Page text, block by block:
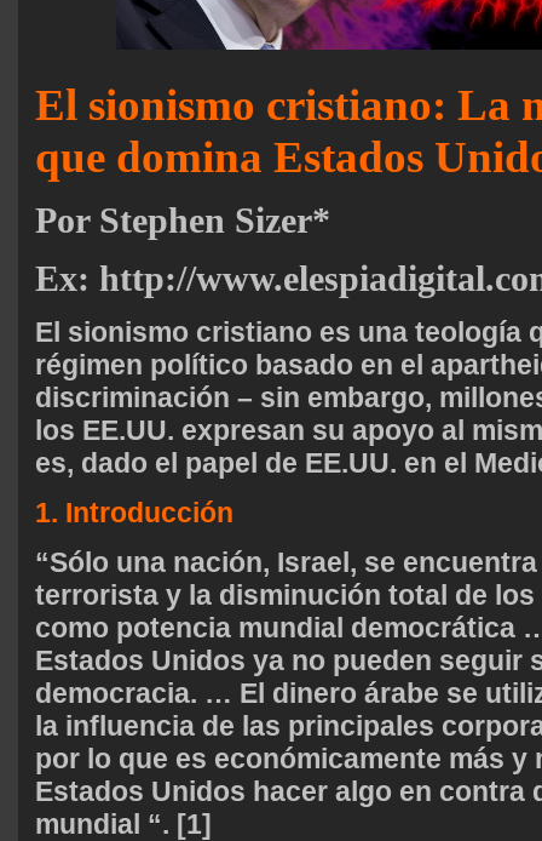
El sionismo cristiano: La
que domina Estados
Por Stephen Sizer*
Ex: http://
El sionismo cristiano es una teología
régimen político basado en el
discriminación – sin embargo,
los EE.UU. expresan su apoyo al
es, dado el papel de EE.UU. en el
1. Introducción
“Sólo una nación, Israel, se
terrorista y la disminución total de
como potencia mundial democrática
Estados Unidos ya no pueden seguir
democracia. … El dinero árabe se
la influencia de las principales
por lo que es económicamente más y
Estados Unidos hacer algo en contra
mundial “. [1]